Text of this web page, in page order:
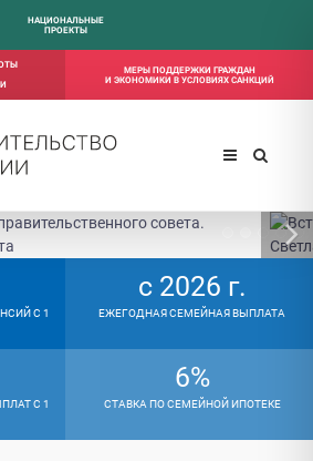
НАЦИОНАЛЬНЫЕ
ПРОЕКТЫ
МЕРЫ ПОДДЕРЖКИ ГРАЖДАН
И ЭКОНОМИКИ В УСЛОВИЯХ САНКЦИЙ
С 1
с 2026 г.
ЕЖЕГОДНАЯ СЕМЕЙНАЯ ВЫПЛАТА
С 1
6%
СТАВКА ПО СЕМЕЙНОЙ ИПОТЕКЕ